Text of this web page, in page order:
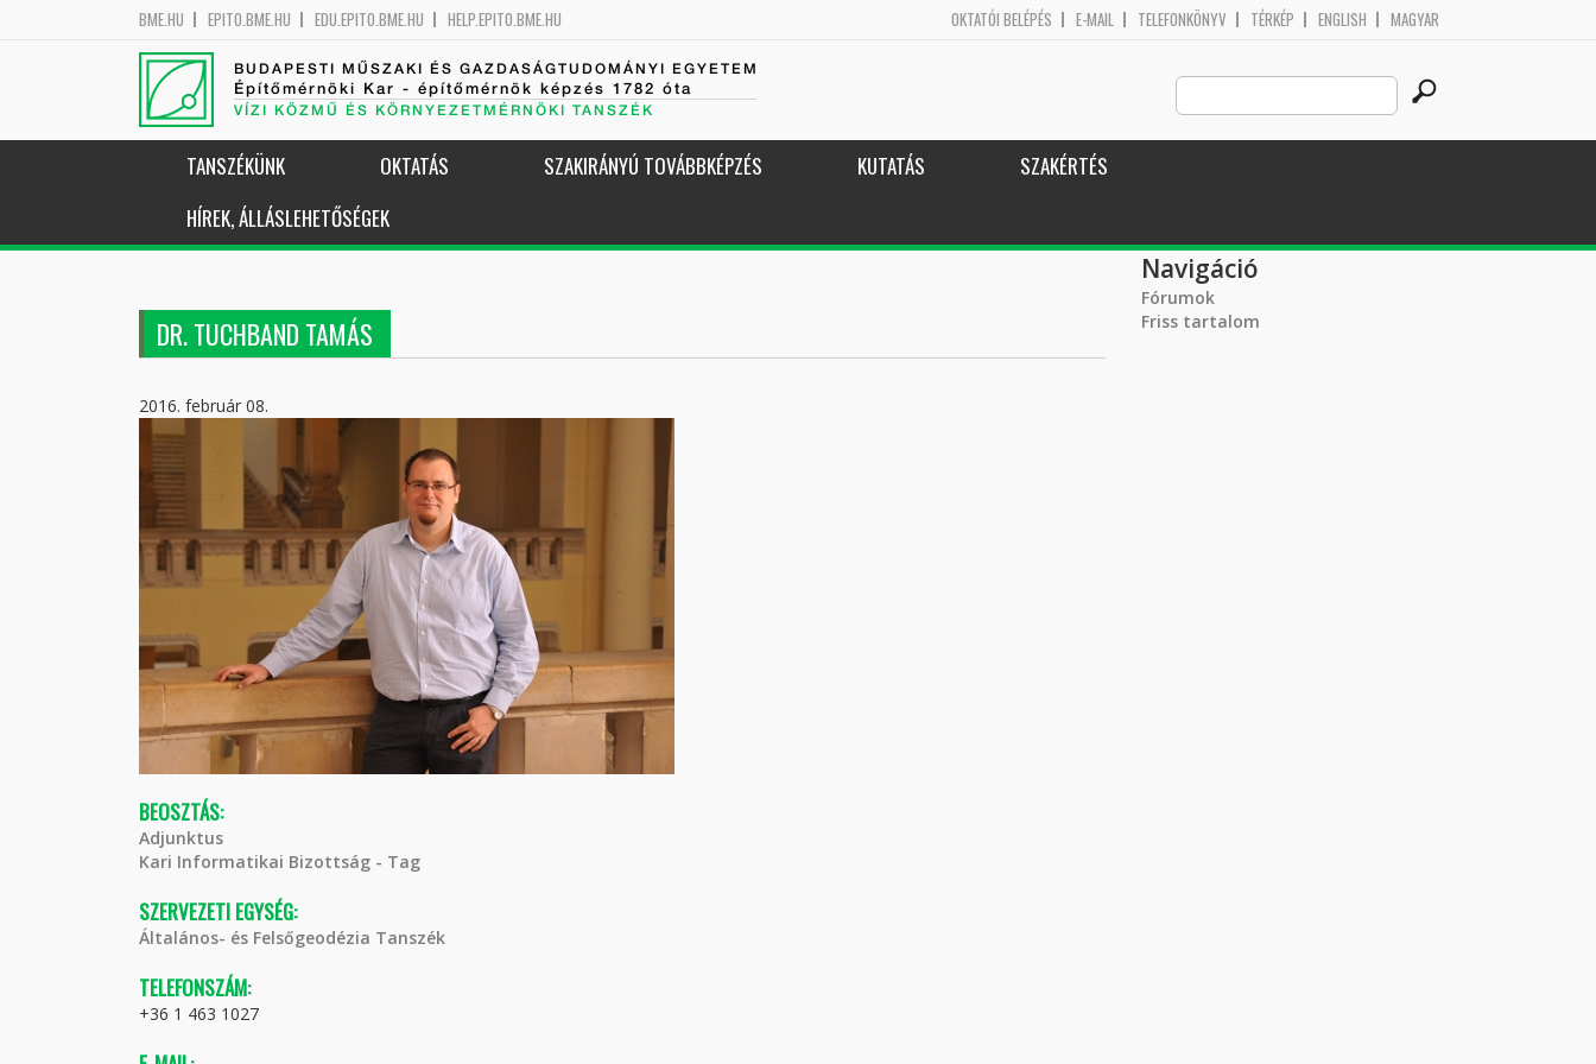
BME.HU EPITO.BME.HU EDU.EPITO.BME.HU HELP.EPITO.BME.HU OKTATÓI BELÉPÉS E-MAIL TELEFONKÖNYV TÉRKÉP ENGLISH MAGYAR
BUDAPESTI MŰSZAKI ÉS GAZDASÁGTUDOMÁNYI EGYETEM
Építőmérnöki Kar - építőmérnök képzés 1782 óta
VÍZI KÖZMŰ ÉS KÖRNYEZETMÉRNÖKI TANSZÉK
Search
this
site
TANSZÉKÜNK OKTATÁS SZAKIRÁNYÚ TOVÁBBKÉPZÉS KUTATÁS
SZAKÉRTÉS
HÍREK, ÁLLÁSLEHETŐSÉGEK
DR. TUCHBAND TAMÁS
2016. február 08.
BEOSZTÁS:
Adjunktus
Kari Informatikai Bizottság - Tag
SZERVEZETI EGYSÉG:
Általános- és Felsőgeodézia Tanszék
TELEFONSZÁM:
+36 1 463 1027
Navigáció
Fórumok
Friss tartalom